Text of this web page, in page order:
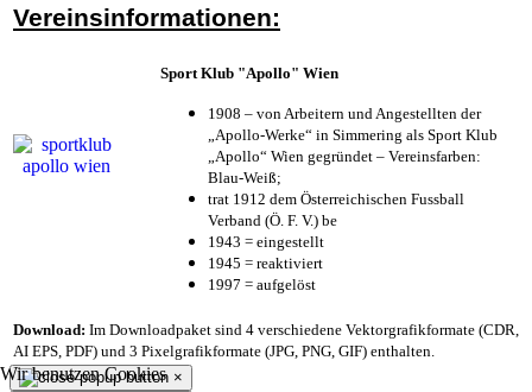
Wir benutzen Cookies
Vereinsinformationen:
Sport Klub "Apollo" Wien
1908 – von Arbeitern und Angestellten der
„Apollo-Werke“ in Simmering als Sport Klub
„Apollo“ Wien gegründet – Vereinsfarben:
Blau-Weiß;
trat 1912 dem Österreichischen Fussball
Verband (Ö. F. V.) be
1943 = eingestellt
1945 = reaktiviert
1997 = aufgelöst
Download: Im Downloadpaket sind 4 verschiedene Vektorgrafikformate (CDR,
AI EPS, PDF) und 3 Pixelgrafikformate (JPG, PNG, GIF) enthalten.
×